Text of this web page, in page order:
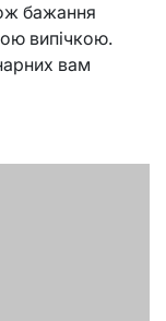
бажання
випічкою.
вам